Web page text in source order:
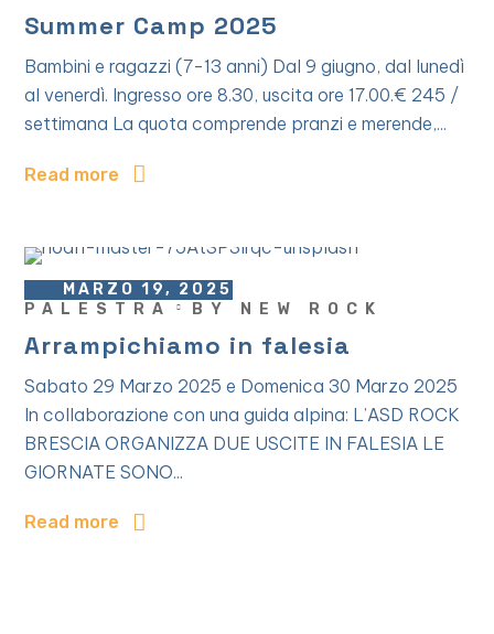
Summer Camp 2025
Bambini e ragazzi (7-13 anni) Dal 9 giugno, dal lunedì
al venerdì. Ingresso ore 8.30, uscita ore 17.00.€ 245 /
settimana La quota comprende pranzi e merende,...
Read more
MARZO 19, 2025
PALESTRA
BY NEW ROCK
Arrampichiamo in falesia
Sabato 29 Marzo 2025 e Domenica 30 Marzo 2025
In collaborazione con una guida alpina: L’ASD ROCK
BRESCIA ORGANIZZA DUE USCITE IN FALESIA LE
GIORNATE SONO...
Read more